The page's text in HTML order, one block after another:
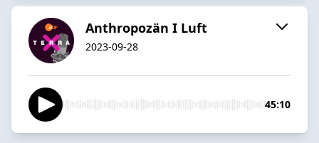
Anthropozän I Luft
2023-09-28
45:10